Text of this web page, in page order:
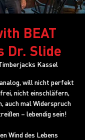
BEAT
Dr. Slide
Kassel
will nicht perfekt
nicht einschläfern,
auch mal Widerspruch
– lebendig sein!
Wind des Lebens